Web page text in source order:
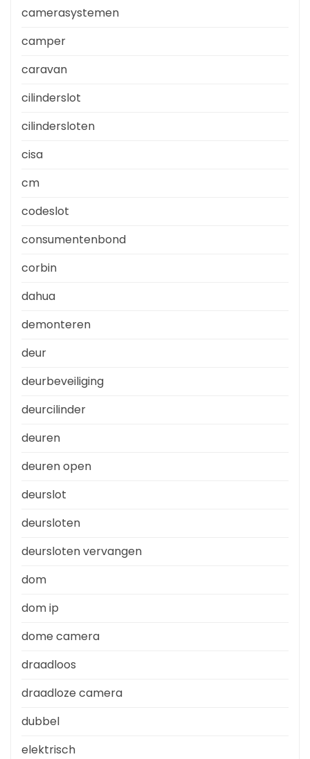
camerasystemen
camper
caravan
cilinderslot
cilindersloten
cisa
cm
codeslot
consumentenbond
corbin
dahua
demonteren
deur
deurbeveiliging
deurcilinder
deuren
deuren open
deurslot
deursloten
deursloten vervangen
dom
dom ip
dome camera
draadloos
draadloze camera
dubbel
elektrisch